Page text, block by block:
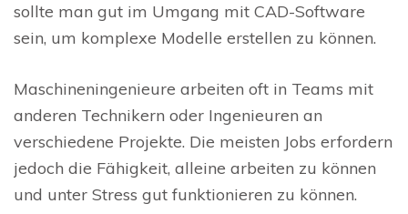
sollte man gut im Umgang mit CAD-Software
sein, um komplexe Modelle erstellen zu können.
Maschineningenieure arbeiten oft in Teams mit
anderen Technikern oder Ingenieuren an
verschiedene Projekte. Die meisten Jobs erfordern
jedoch die Fähigkeit, alleine arbeiten zu können
und unter Stress gut funktionieren zu können.